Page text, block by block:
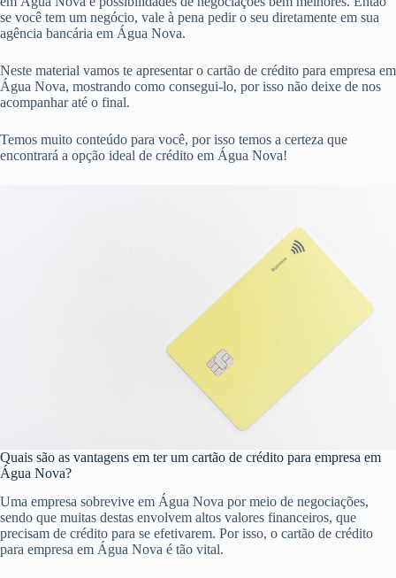
se você tem um negócio, vale à pena pedir o seu diretamente em sua
agência bancária em Água Nova.
Neste material vamos te apresentar o cartão de crédito para empresa em
Água Nova, mostrando como consegui-lo, por isso não deixe de nos
acompanhar até o final.
Temos muito conteúdo para você, por isso temos a certeza que
encontrará a opção ideal de crédito em Água Nova!
Quais são as vantagens em ter um cartão de crédito para empresa em
Água Nova?
Uma empresa sobrevive em Água Nova por meio de negociações,
sendo que muitas destas envolvem altos valores financeiros, que
precisam de crédito para se efetivarem. Por isso, o cartão de crédito
para empresa em Água Nova é tão vital.